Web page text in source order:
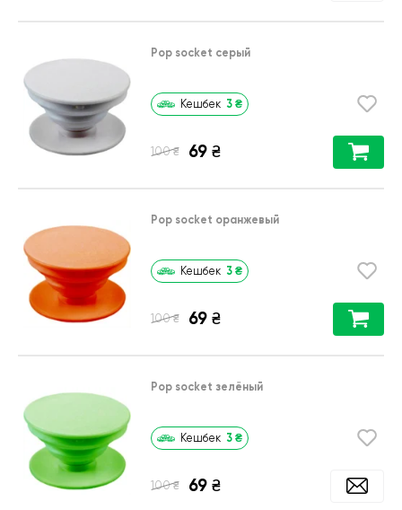
Pop socket серый
Кешбек 3 ₴
100 ₴ 69 ₴
Pop socket оранжевый
Кешбек 3 ₴
100 ₴ 69 ₴
Pop socket зелёный
Кешбек 3 ₴
100 ₴ 69 ₴